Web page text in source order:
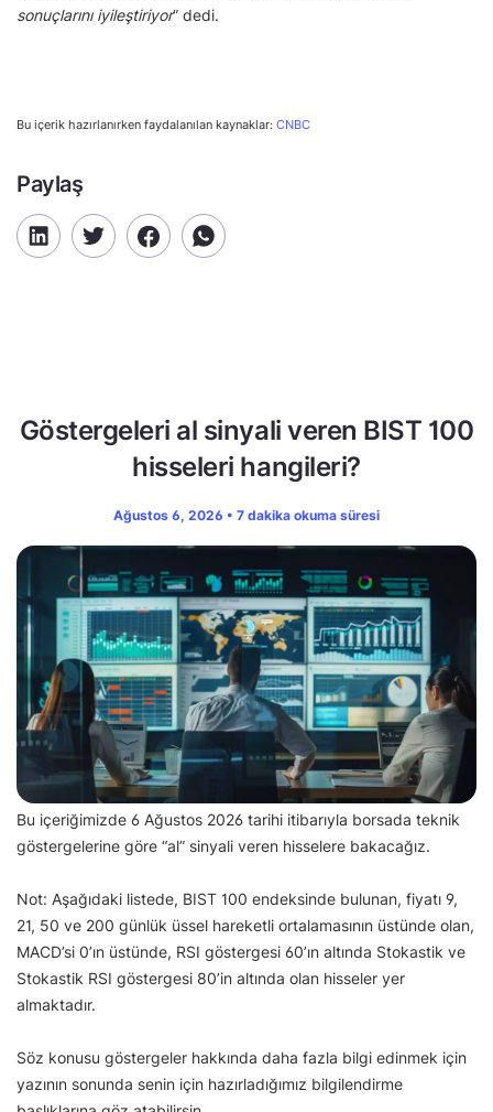
sonuçlarını iyileştiriyor” dedi.
Bu içerik hazırlanırken faydalanılan kaynaklar: CNBC
Paylaş
Göstergeleri al sinyali veren BIST 100
hisseleri hangileri?
Ağustos 6, 2026 • 7 dakika okuma süresi
Bu içeriğimizde 6 Ağustos 2026 tarihi itibarıyla borsada teknik
göstergelerine göre “al” sinyali veren hisselere bakacağız.
Not: Aşağıdaki listede, BIST 100 endeksinde bulunan, fiyatı 9,
21, 50 ve 200 günlük üssel hareketli ortalamasının üstünde olan,
MACD’si 0’ın üstünde, RSI göstergesi 60’ın altında Stokastik ve
Stokastik RSI göstergesi 80’in altında olan hisseler yer
almaktadır.
Söz konusu göstergeler hakkında daha fazla bilgi edinmek için
yazının sonunda senin için hazırladığımız bilgilendirme